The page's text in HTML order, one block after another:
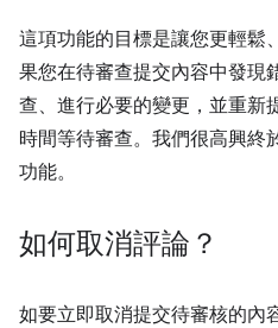
這項功能的目標是讓您更輕鬆
果您在待審查提交內容中發現
查、進行必要的變更，並重新
時間等待審查。我們很高興終
功能。
如何取消評論？
如要立即取消提交待審核的內